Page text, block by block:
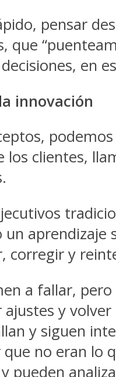
pensar
que
en
innovación
los clientes,
aprendizaje
corregir y
a fallar,
y
y siguen
no eran lo
pueden